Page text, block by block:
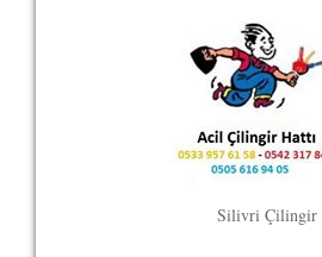
Silivri Çilingir